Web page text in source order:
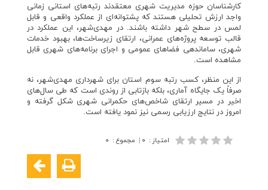
کارشناسان حوزه مدیریت شهری معتقدند رتبه‌های استانی زمانی
واجد ارزش تحلیلی هستند که پشتوانه‌ای از عملکرد واقعی و قابل
لمس در سطح شهر داشته باشند. در مهدی‌شهر، این عملکرد در
قالب توسعه پروژه‌های عمرانی، ارتقای زیرساخت‌ها، بهبود خدمات
شهری، ساماندهی فضاهای عمومی و اجرای برنامه‌های شهری قابل
مشاهده است.
از این منظر، کسب رتبه سوم استان برای شهرداری مهدی‌شهر، نه
صرفاً یک جایگاه آماری، بلکه بازتابی از روندی است که طی سال‌های
اخیر در مسیر ارتقای شاخص‌های حکمرانی شهری شکل گرفته و
امروز در نتایج ارزیابی رسمی نیز نمود یافته است.
امتیاز : ۰ | مجموع : ۰